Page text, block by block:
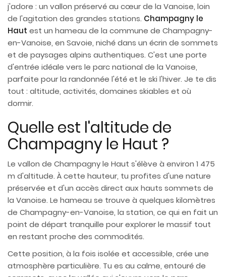
j'adore : un vallon préservé au cœur de la Vanoise, loin
de l'agitation des grandes stations. Champagny le
Haut est un hameau de la commune de Champagny-
en-Vanoise, en Savoie, niché dans un écrin de sommets
et de paysages alpins authentiques. C'est une porte
d'entrée idéale vers le parc national de la Vanoise,
parfaite pour la randonnée l'été et le ski l'hiver. Je te dis
tout : altitude, activités, domaines skiables et où
dormir.
Quelle est l'altitude de
Champagny le Haut ?
Le vallon de Champagny le Haut s'élève à environ 1 475
m d'altitude. À cette hauteur, tu profites d'une nature
préservée et d'un accès direct aux hauts sommets de
la Vanoise. Le hameau se trouve à quelques kilomètres
de Champagny-en-Vanoise, la station, ce qui en fait un
point de départ tranquille pour explorer le massif tout
en restant proche des commodités.
Cette position, à la fois isolée et accessible, crée une
atmosphère particulière. Tu es au calme, entouré de